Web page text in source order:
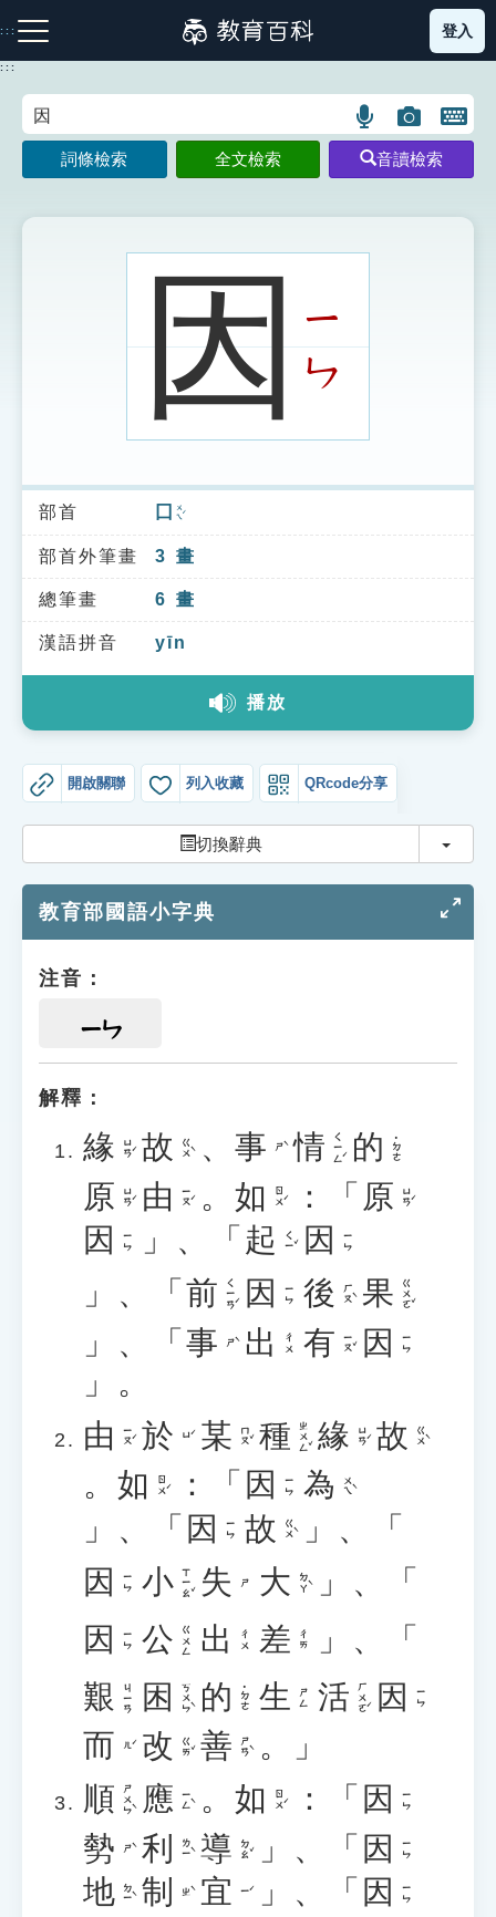
到
主
:::
注音索引圖示 筆畫索引圖示 部首索引表圖示
索引選單
知識索引
單字索引
生命大百科索引
教學應用
貓頭鷹博士
登入
:::
語
言
搜
示
圖
片
搜
開
鍵
圖
詞條檢索 全文檢索 音讀檢索
因ㄧ
ㄣ
部首 囗 ㄨㄟˊ
部首外筆畫 3 畫
總筆畫 6 畫
漢語拼音 yīn
播放
開啟關聯 列入收藏 QRcode分享
切換辭典 切換
教育部國語小字典
注音：
ㄧㄣ
解釋：
緣 ㄩㄢˊ 故 ㄍㄨˋ 、 事 ㄕˋ 情 ㄑㄧㄥˊ 的 ˙ㄉㄜ
原 ㄩㄢˊ 由 ㄧㄡˊ 。 如 ㄖㄨˊ ：「 原 ㄩㄢˊ
因 ㄧㄣ 」、「 起 ㄑㄧˇ 因 ㄧㄣ
」、「 前 ㄑㄧㄢˊ 因 ㄧㄣ 後 ㄏㄡˋ 果 ㄍㄨㄛˇ
」、「 事 ㄕˋ 出 ㄔㄨ 有 ㄧㄡˇ 因 ㄧㄣ
」。
由 ㄧㄡˊ 於 ㄩˊ 某 ㄇㄡˇ 種 ㄓㄨㄥˇ 緣 ㄩㄢˊ 故 ㄍㄨˋ
。 如 ㄖㄨˊ ：「 因 ㄧㄣ 為 ㄨㄟˋ
」、「 因 ㄧㄣ 故 ㄍㄨˋ
」、「
因
ㄧㄣ 小 ㄒㄧㄠˇ 失 ㄕ 大 ㄉㄚˋ
」、「
因
ㄧㄣ 公 ㄍㄨㄥ 出 ㄔㄨ 差 ㄔㄞ
」、「
艱 ㄐㄧㄢ 困 ㄎㄨㄣˋ 的 ˙ㄉㄜ 生 ㄕㄥ 活 ㄏㄨㄛˊ 因 ㄧㄣ
而 ㄦˊ 改 ㄍㄞˇ 善 ㄕㄢˋ 。」
順 ㄕㄨㄣˋ 應 ㄧㄥˋ 。 如 ㄖㄨˊ ：「 因 ㄧㄣ
勢 ㄕˋ 利 ㄌㄧˋ 導 ㄉㄠˇ 」、「 因 ㄧㄣ
地 ㄉㄧˋ 制 ㄓˋ 宜 ㄧˊ 」、「 因 ㄧㄣ